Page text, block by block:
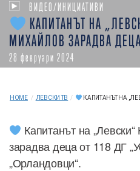
ВИДЕО/ИНИЦИАТИВИ
КАПИТАНЪТ НА
МИХАЙЛОВ ЗАРАДВА
28 февруари 2024
HOME / ЛЕВСКИ ТВ / КАПИТАНЪТ НА
Капитанът на
зарадва деца от 118 ДГ
„Орландовци“.